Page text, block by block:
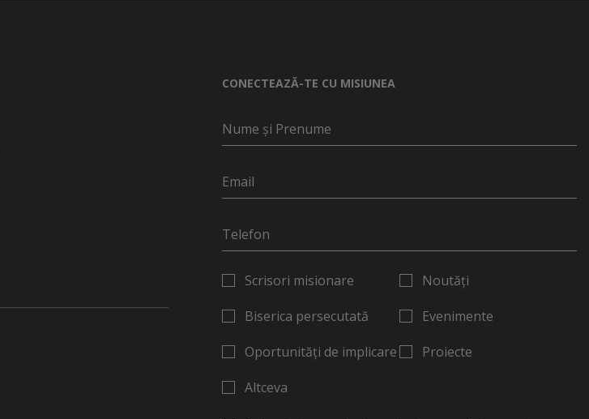
CONECTEAZĂ-TE CU MISIUNEA
Scrisori misionare
Biserica persecutată
Oportunități de implicare
Noutăți
Evenimente
Proiecte
Altceva